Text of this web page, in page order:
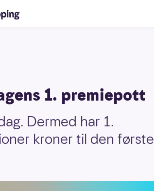
1. premiepott
Dermed har 1.
kroner til den første